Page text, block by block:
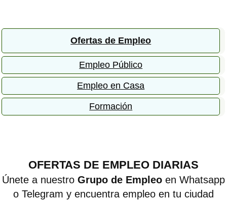
Ofertas de Empleo
Empleo Público
Empleo en Casa
Formación
OFERTAS DE EMPLEO DIARIAS
Únete a nuestro Grupo de Empleo en Whatsapp
o Telegram y encuentra empleo en tu ciudad